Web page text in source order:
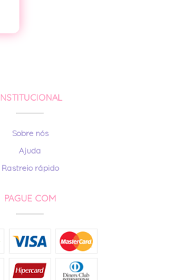
Sobre nós
Ajuda
Rastreio rápido
PAGUE COM